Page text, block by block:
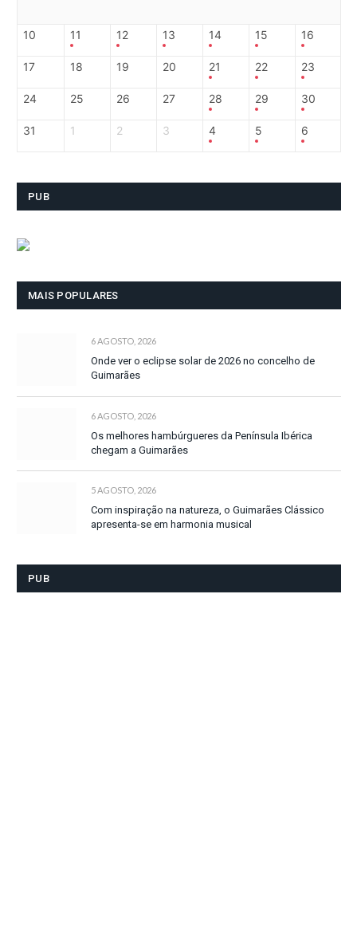
10 11 12 13 14 15 16
17 18 19 20 21 22 23
24 25 26 27 28 29 30
31 1 2 3 4 5 6
PUB
MAIS POPULARES
6 AGOSTO, 2026
Onde ver o eclipse solar de 2026 no concelho de
Guimarães
6 AGOSTO, 2026
Os melhores hambúrgueres da Península Ibérica
chegam a Guimarães
5 AGOSTO, 2026
Com inspiração na natureza, o Guimarães Clássico
apresenta-se em harmonia musical
PUB